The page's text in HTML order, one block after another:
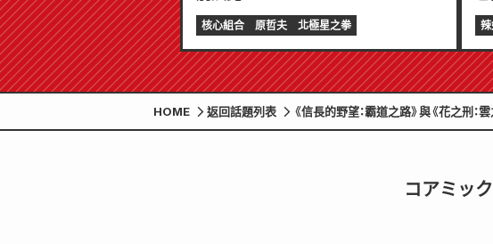
核心組合 原哲夫 北極星之拳
東
HOME 返回話題列表 《信長的野望：霸道之路》與《花之刑：
コアミッ